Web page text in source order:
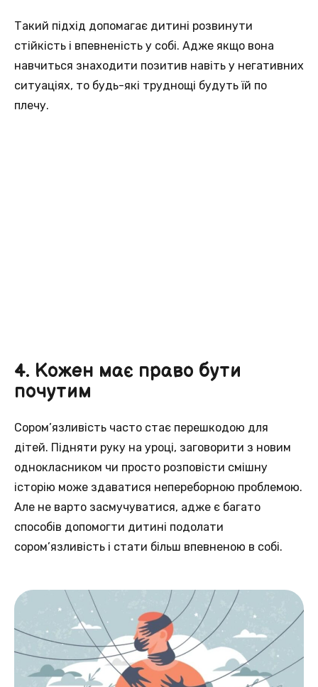
Такий підхід допомагає дитині розвинути
стійкість і впевненість у собі. Адже якщо вона
навчиться знаходити позитив навіть у негативних
ситуаціях, то будь-які труднощі будуть їй по
плечу.
4. Кожен має право бути
почутим
Сором’язливість часто стає перешкодою для
дітей. Підняти руку на уроці, заговорити з новим
однокласником чи просто розповісти смішну
історію може здаватися непереборною проблемою.
Але не варто засмучуватися, адже є багато
способів допомогти дитині подолати
сором’язливість і стати більш впевненою в собі.